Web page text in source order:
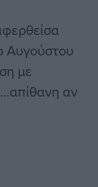
Αυγούστου
με
…απίθανη αν